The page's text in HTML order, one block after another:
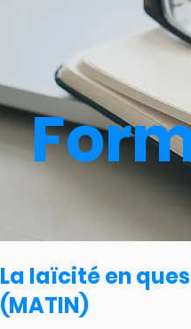
La laïcité en
(MATIN)